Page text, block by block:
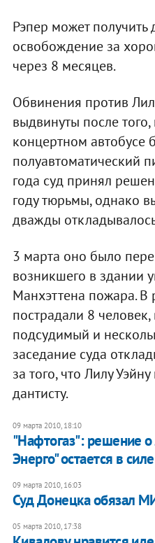
Рэпер может получить
освобождение за
через 8 месяцев.
Обвинения против
выдвинуты после того,
концертном
полуавтоматический
года суд принял
году тюрьмы, однако
дважды
3 марта оно было
возникшего в здании
Манхэттена пожара. В
пострадали 8 человек,
подсудимый и
заседание суда
за того, что Лилу
дантисту.
09 марта 2010, 18:10
"Нафтогаз": решение о
Энерго" остается в силе
09 марта 2010, 16:03
Суд Донецка обязал
05 марта 2010, 17:38